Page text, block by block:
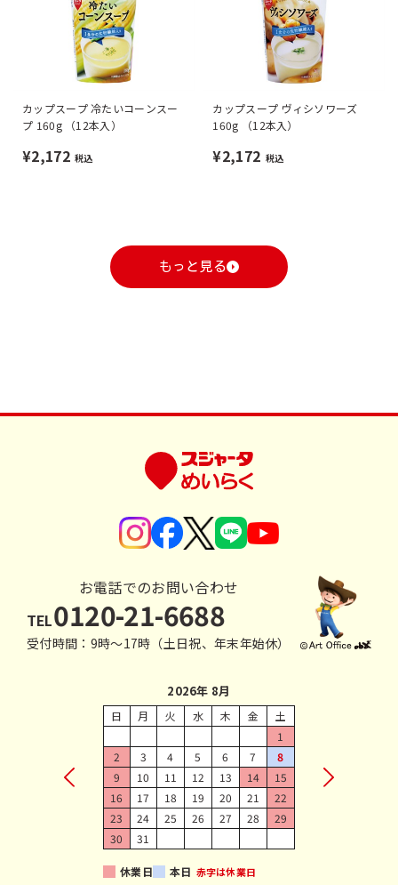
カップスープ 冷たいコーンスー
プ 160g （12本入）
¥2,172 税込
カップスープ ヴィシソワーズ
160g （12本入）
¥2,172 税込
もっと見る
お電話でのお問い合わせ
TEL0120-21-6688
受付時間：9時〜17時（土日祝、年末年始休）
2026年 8月
日 月 火 水 木 金
土
1
2
3 4 5 6 7
8
9
10 11 12 13 14
15
16
17 18 19 20 21
22
23
24 25 26 27 28
29
30
31
休業日 本日 赤字は休業日